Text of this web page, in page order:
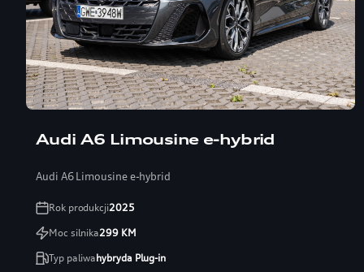
Audi A6 Limousine e-hybrid
Audi A6 Limousine e-hybrid
Rok produkcji2025
Moc silnika299KM
Typ paliwahybryda Plug-in